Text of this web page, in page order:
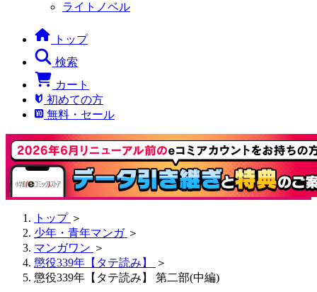
ライトノベル
トップ
検索
カート
初めての方
無料・セール
トップ ＞
少年・青年マンガ ＞
マンガワン ＞
懲役339年【タテ読み】
＞
懲役339年【タテ読み】 第二部(中編)